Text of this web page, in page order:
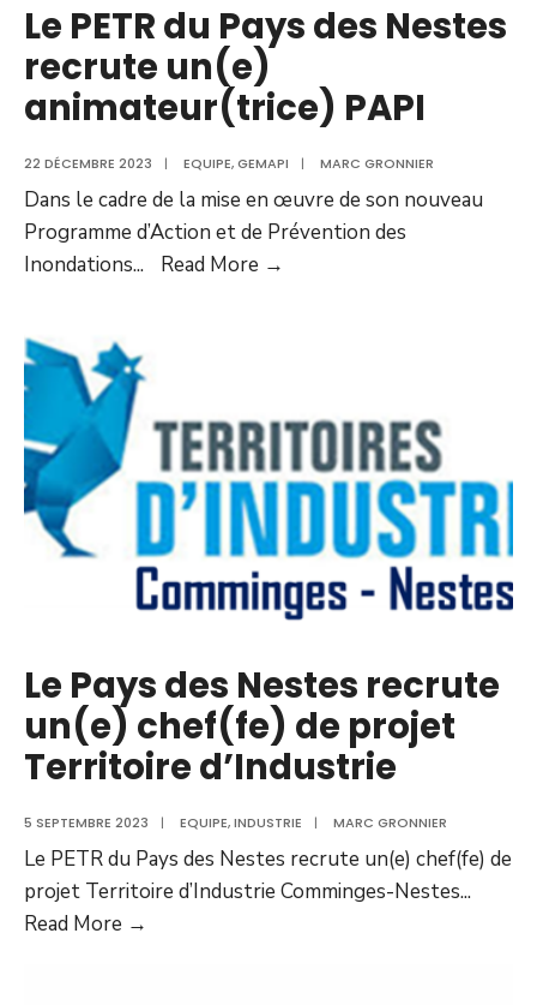
Le PETR du Pays des Nestes
recrute un(e)
animateur(trice) PAPI
22 DÉCEMBRE 2023 | EQUIPE,GEMAPI | MARC GRONNIER
Dans le cadre de la mise en œuvre de son nouveau
Programme d’Action et de Prévention des
Inondations... Read More →
Le Pays des Nestes recrute
un(e) chef(fe) de projet
Territoire d’Industrie
5 SEPTEMBRE 2023 | EQUIPE,INDUSTRIE | MARC GRONNIER
Le PETR du Pays des Nestes recrute un(e) chef(fe) de
projet Territoire d’Industrie Comminges-Nestes...
Read More →